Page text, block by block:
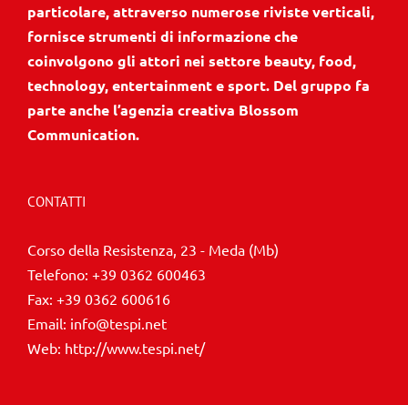
particolare, attraverso numerose riviste verticali,
fornisce strumenti di informazione che
coinvolgono gli attori nei settore beauty, food,
technology, entertainment e sport. Del gruppo fa
parte anche l’agenzia creativa Blossom
Communication.
CONTATTI
Corso della Resistenza, 23 - Meda (Mb)
Telefono: +39 0362 600463
Fax: +39 0362 600616
Email: info@tespi.net
Web: http://www.tespi.net/